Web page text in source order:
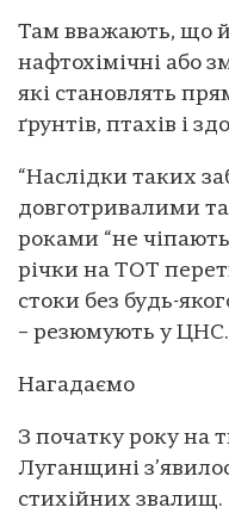
Там вважають, що
нафтохімічні або
які становлять
ґрунтів, птахів і
“Наслідки таких
довготривалими
роками “не
річки на ТОТ
стоки без будь-
– резюмують у ЦНС.
Нагадаємо
З початку року на
Луганщині
стихійних звалищ.